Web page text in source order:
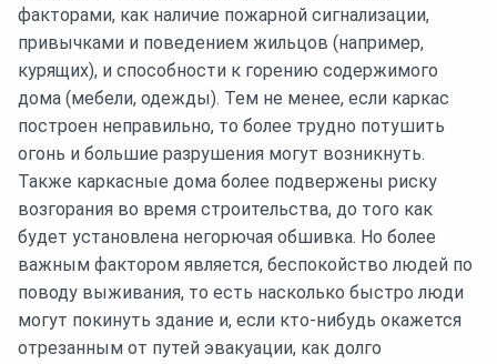
факторами, как наличие пожарной сигнализации,
привычками и поведением жильцов (например,
курящих), и способности к горению содержимого
дома (мебели, одежды). Тем не менее, если каркас
построен неправильно, то более трудно потушить
огонь и большие разрушения могут возникнуть.
Также каркасные дома более подвержены риску
возгорания во время строительства, до того как
будет установлена негорючая обшивка. Но более
важным фактором является, беспокойство людей по
поводу выживания, то есть насколько быстро люди
могут покинуть здание и, если кто-нибудь окажется
отрезанным от путей эвакуации, как долго